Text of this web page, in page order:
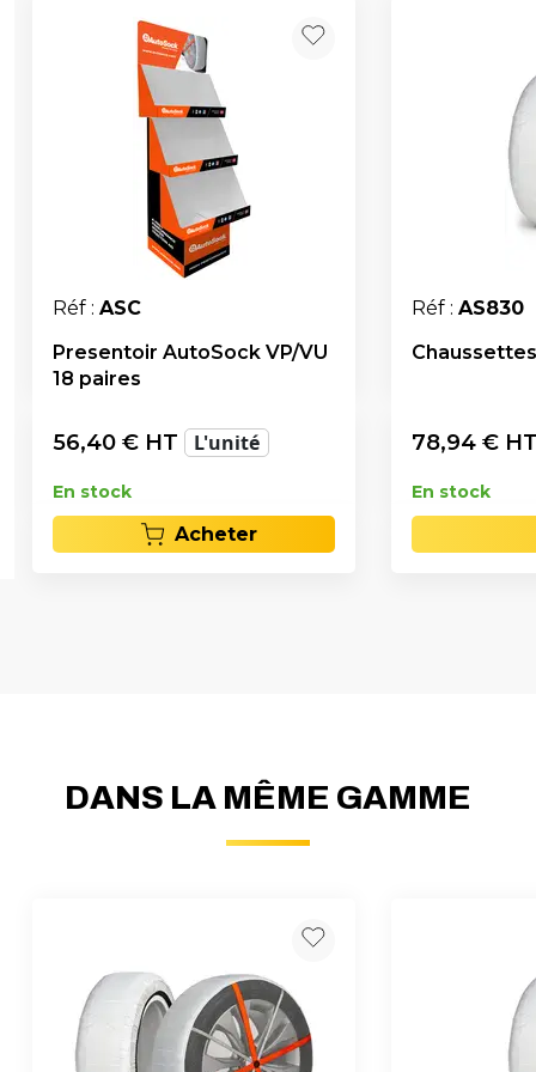
Réf : ASC
Presentoir AutoSock VP/VU
18 paires
56,40 € HT L'unité
En stock
Acheter
Réf : AS830
78,94 €
En stock
DANS LA MÊME GAMME